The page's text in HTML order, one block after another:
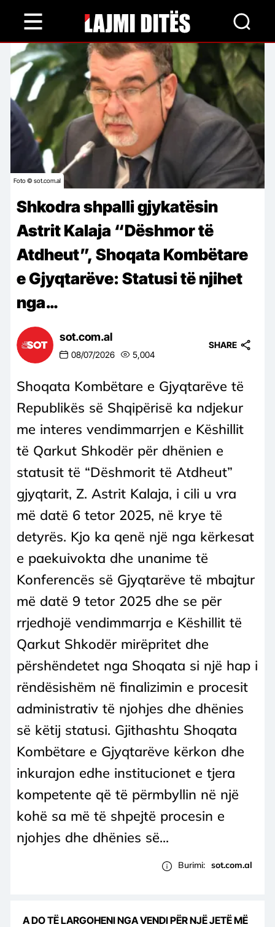
content
Foto © sot.com.al
Shkodra shpalli gjykatësin
Astrit Kalaja “Dëshmor të
Atdheut”, Shoqata Kombëtare
e Gjyqtarëve: Statusi të njihet
nga…
sot.com.al
08/07/2026 5,004
SHARE
Shoqata Kombëtare e Gjyqtarëve të
Republikës së Shqipërisë ka ndjekur
me interes vendimmarrjen e Këshillit
të Qarkut Shkodër për dhënien e
statusit të “Dëshmorit të Atdheut”
gjyqtarit, Z. Astrit Kalaja, i cili u vra
më datë 6 tetor 2025, në krye të
detyrës. Kjo ka qenë një nga kërkesat
e paekuivokta dhe unanime të
Konferencës së Gjyqtarëve të mbajtur
më datë 9 tetor 2025 dhe se për
rrjedhojë vendimmarrja e Këshillit të
Qarkut Shkodër mirëpritet dhe
përshëndetet nga Shoqata si një hap i
rëndësishëm në finalizimin e procesit
administrativ të njohjes dhe dhënies
së këtij statusi. Gjithashtu Shoqata
Kombëtare e Gjyqtarëve kërkon dhe
inkurajon edhe institucionet e tjera
kompetente që të përmbyllin në një
kohë sa më të shpejtë procesin e
njohjes dhe dhënies së...
Burimi: sot.com.al
A DO TË LARGOHENI NGA VENDI PËR NJË JETË MË